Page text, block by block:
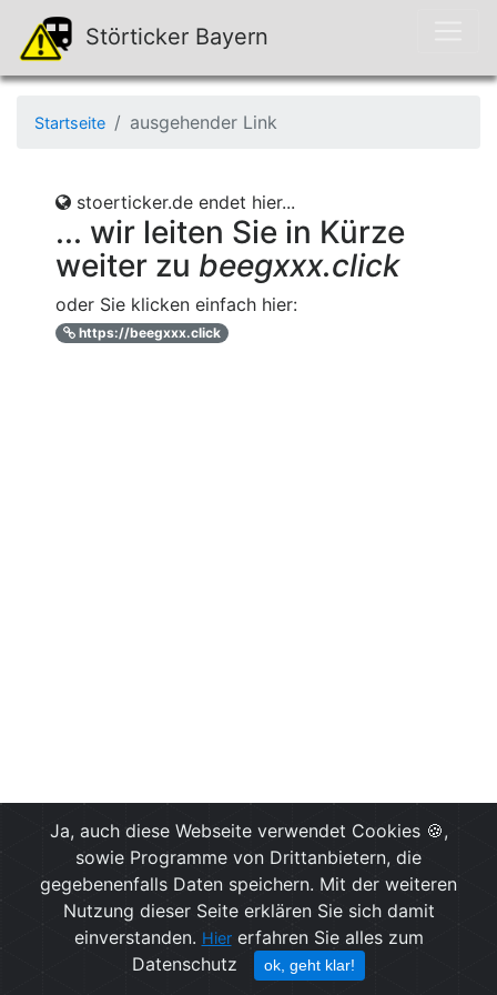
Störticker Bayern
Ja, auch diese Webseite verwendet Cookies 🍪,
sowie Programme von Drittanbietern, die
gegebenenfalls Daten speichern. Mit der weiteren
Nutzung dieser Seite erklären Sie sich damit
einverstanden. Hiererfahren Sie alles zum
Datenschutz
ok, geht klar!
Startseite ausgehender Link
stoerticker.de endet hier...
... wir leiten Sie in Kürze
weiter zu beegxxx.click
oder Sie klicken einfach hier:
https://beegxxx.click
Störticker Bayern © Ph. Ruoff, 2011-2024 | Dieses Angebot ist kein
offizieller Service der genannten Verkehrsunternehmen. Alle Angaben
ohne Gewähr.